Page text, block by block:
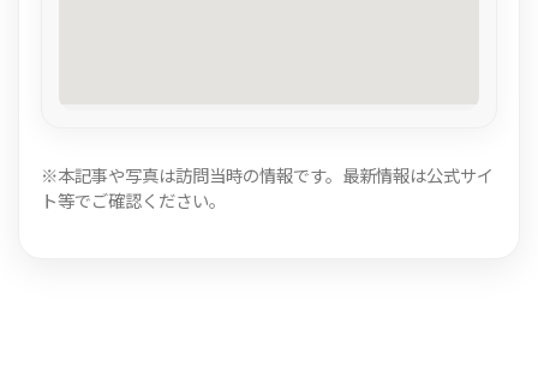
※本記事や写真は訪問当時の情報です。最新情報は公式サイ
ト等でご確認ください。